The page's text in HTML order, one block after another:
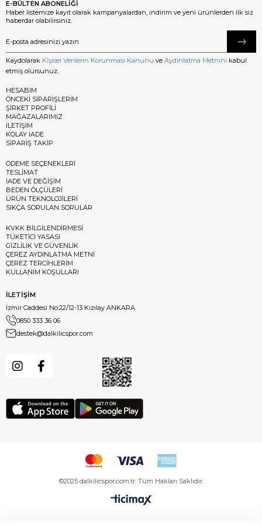
E-BÜLTEN ABONELİĞİ
Haber listemize kayıt olarak kampanyalardan, indirim ve yeni ürünlerden ilk siz
haberdar olabilirsiniz.
Kaydolarak Kişisel Verilerin Korunması Kanunu ve Aydınlatma Metnini kabul
etmiş olursunuz.
HESABIM
ÖNCEKİ SİPARİŞLERİM
ŞİRKET PROFİLİ
MAĞAZALARIMIZ
İLETİŞİM
KOLAY İADE
SİPARİŞ TAKİP
ÖDEME SEÇENEKLERİ
TESLİMAT
İADE VE DEĞİŞİM
BEDEN ÖLÇÜLERİ
ÜRÜN TEKNOLOJİLERİ
SIKÇA SORULAN SORULAR
KVKK BİLGİLENDİRMESİ
TÜKETİCİ YASASI
GİZLİLİK VE GÜVENLİK
ÇEREZ AYDINLATMA METNİ
ÇEREZ TERCİHLERİM
KULLANIM KOŞULLARI
İLETİŞİM
İzmir Caddesi No:22/12-13 Kızılay ANKARA
0850 333 36 06
destek@dalkilicspor.com
©2025 dalkilicspor.com.tr. Tüm Hakları Saklıdır.